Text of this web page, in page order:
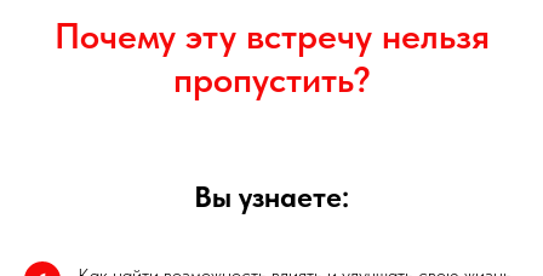
Почему эту встречу нельзя
пропустить?
Вы узнаете: